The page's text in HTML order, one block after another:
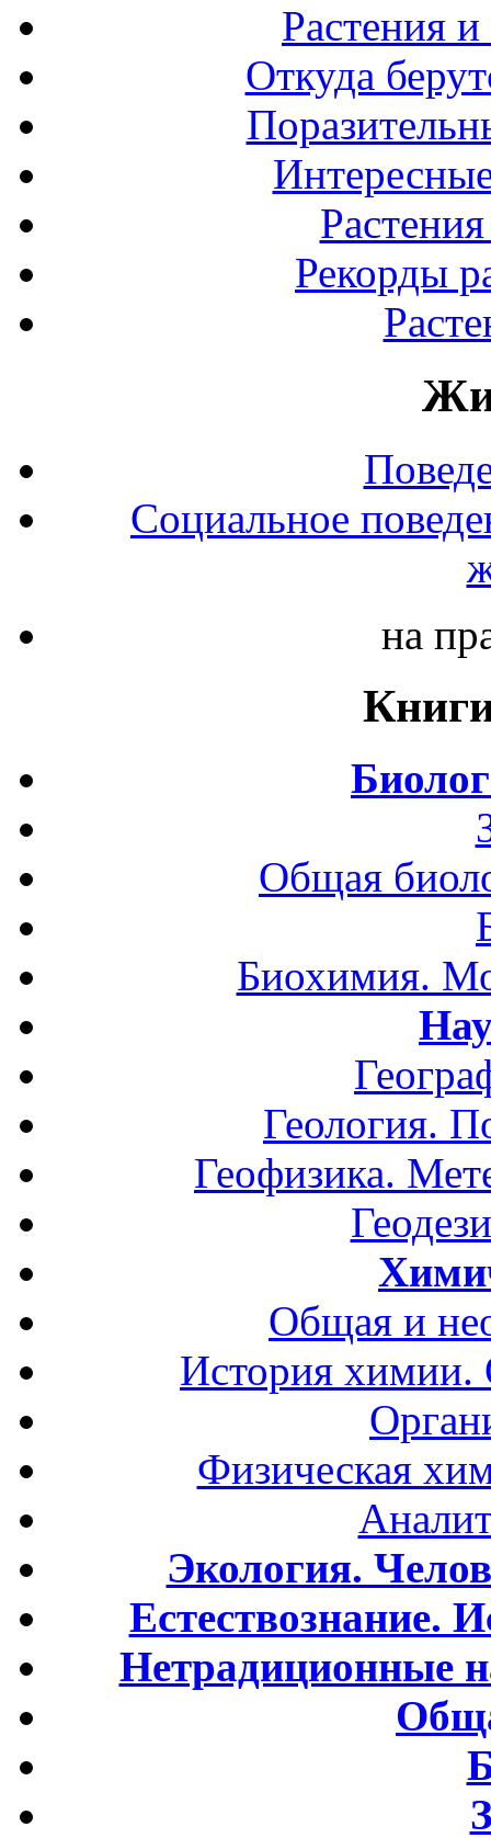
Растения
Откуда
Рекорды
Социальное
на
Общая
Биохимия.
Геология.
Геофизика.
Общая и
История
Физическая
Экология.
Естествознание.
Нетрадиционные